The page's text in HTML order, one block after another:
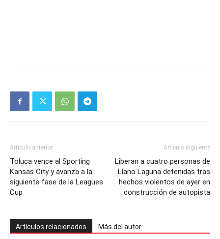
Artículo anterior
Toluca vence al Sporting
Kansas City y avanza a la
siguiente fase de la Leagues
Cup
Artículo siguiente
Liberan a cuatro personas de
Llano Laguna detenidas tras
hechos violentos de ayer en
construcción de autopista
Artículos relacionados Más del autor